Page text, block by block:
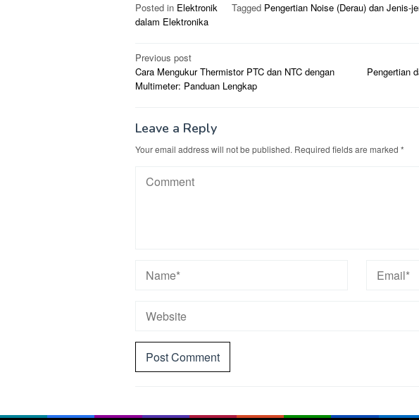
Posted in Elektronik Tagged Pengertian Noise (Derau) dan Jenis-
dalam Elektronika
Post
navigation
Previous post
Cara Mengukur Thermistor PTC dan NTC dengan
Multimeter: Panduan Lengkap
Pengertian
Leave a Reply
Your email address will not be published. Required fields are marked *